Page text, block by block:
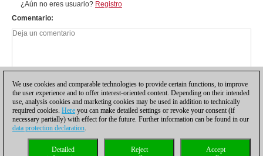
¿Aún no eres usuario? Registro
Comentario
Política de privacidad |Para contactar Cookies Management
We use cookies and comparable technologies to provide certain functions, to improve
the user experience and to offer interest-oriented content. Depending on their intended
use, analysis cookies and marketing cookies may be used in addition to technically
required cookies. Here you can make detailed settings or revoke your consent (if
necessary partially) with effect for the future. Further information can be found in our
data protection declaration.
Accept
Reject
Detailed